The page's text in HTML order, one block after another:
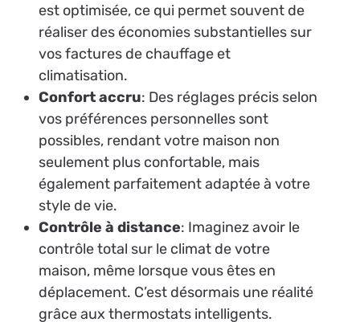
est optimisée, ce qui permet souvent de
réaliser des économies substantielles sur
vos factures de chauffage et
climatisation.
Confort accru: Des réglages précis selon
vos préférences personnelles sont
possibles, rendant votre maison non
seulement plus confortable, mais
également parfaitement adaptée à votre
style de vie.
Contrôle à distance: Imaginez avoir le
contrôle total sur le climat de votre
maison, même lorsque vous êtes en
déplacement. C’est désormais une réalité
grâce aux thermostats intelligents.